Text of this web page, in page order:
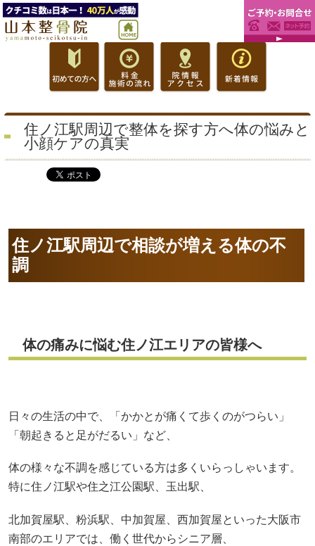
住ノ江駅周辺で整体を探す方へ体の悩みと
小顔ケアの真実
住ノ江駅周辺で相談が増える体の不
調
体の痛みに悩む住ノ江エリアの皆様へ
日々の生活の中で、「かかとが痛くて歩くのがつらい」
「朝起きると足がだるい」など、
体の様々な不調を感じている方は多くいらっしゃいます。
特に住ノ江駅や住之江公園駅、玉出駅、
北加賀屋駅、粉浜駅、中加賀屋、西加賀屋といった大阪市
南部のエリアでは、働く世代からシニア層、